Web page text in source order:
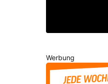
Werbung